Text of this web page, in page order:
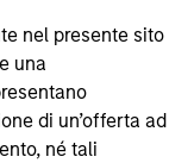
nel presente sito
una
di un’offerta ad
né tali